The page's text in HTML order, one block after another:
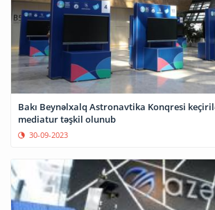
Bakı Beynəlxalq Astronavtika Konqresi
mediatur təşkil olunub
30-09-2023